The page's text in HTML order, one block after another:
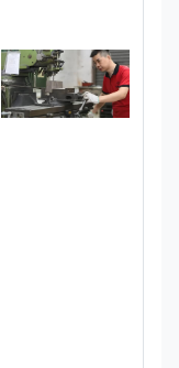
de problema que
antecipadamente,